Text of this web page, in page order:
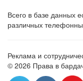
Всего в базе данных
различных
Реклама и
© 2026 Права в